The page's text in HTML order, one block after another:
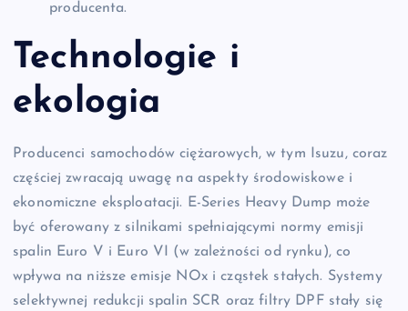
producenta.
Technologie i
ekologia
Producenci samochodów ciężarowych, w tym Isuzu, coraz
częściej zwracają uwagę na aspekty środowiskowe i
ekonomiczne eksploatacji. E-Series Heavy Dump może
być oferowany z silnikami spełniającymi normy emisji
spalin Euro V i Euro VI (w zależności od rynku), co
wpływa na niższe emisje NOx i cząstek stałych. Systemy
selektywnej redukcji spalin SCR oraz filtry DPF stały się